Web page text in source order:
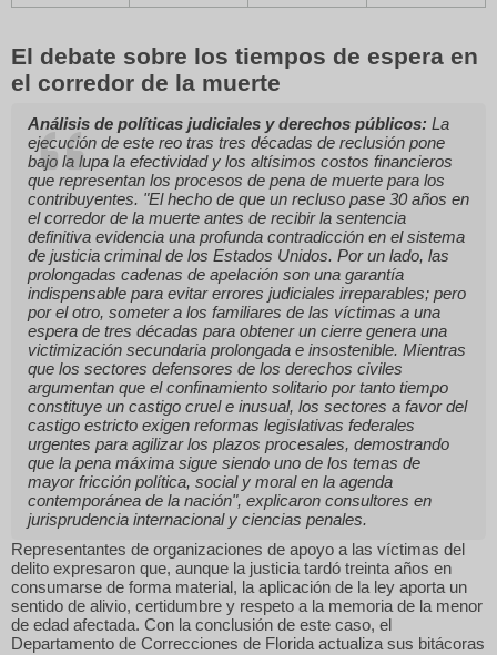
El debate sobre los tiempos de espera en
el corredor de la muerte
Análisis de políticas judiciales y derechos públicos: La
ejecución de este reo tras tres décadas de reclusión pone
bajo la lupa la efectividad y los altísimos costos financieros
que representan los procesos de pena de muerte para los
contribuyentes. "El hecho de que un recluso pase 30 años en
el corredor de la muerte antes de recibir la sentencia
definitiva evidencia una profunda contradicción en el sistema
de justicia criminal de los Estados Unidos. Por un lado, las
prolongadas cadenas de apelación son una garantía
indispensable para evitar errores judiciales irreparables; pero
por el otro, someter a los familiares de las víctimas a una
espera de tres décadas para obtener un cierre genera una
victimización secundaria prolongada e insostenible. Mientras
que los sectores defensores de los derechos civiles
argumentan que el confinamiento solitario por tanto tiempo
constituye un castigo cruel e inusual, los sectores a favor del
castigo estricto exigen reformas legislativas federales
urgentes para agilizar los plazos procesales, demostrando
que la pena máxima sigue siendo uno de los temas de
mayor fricción política, social y moral en la agenda
contemporánea de la nación", explicaron consultores en
jurisprudencia internacional y ciencias penales.
Representantes de organizaciones de apoyo a las víctimas del
delito expresaron que, aunque la justicia tardó treinta años en
consumarse de forma material, la aplicación de la ley aporta un
sentido de alivio, certidumbre y respeto a la memoria de la menor
de edad afectada. Con la conclusión de este caso, el
Departamento de Correcciones de Florida actualiza sus bitácoras